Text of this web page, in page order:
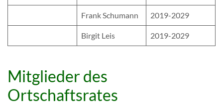
Frank Schumann 2019-2029
Birgit Leis 2019-2029
Mitglieder des
Ortschaftsrates